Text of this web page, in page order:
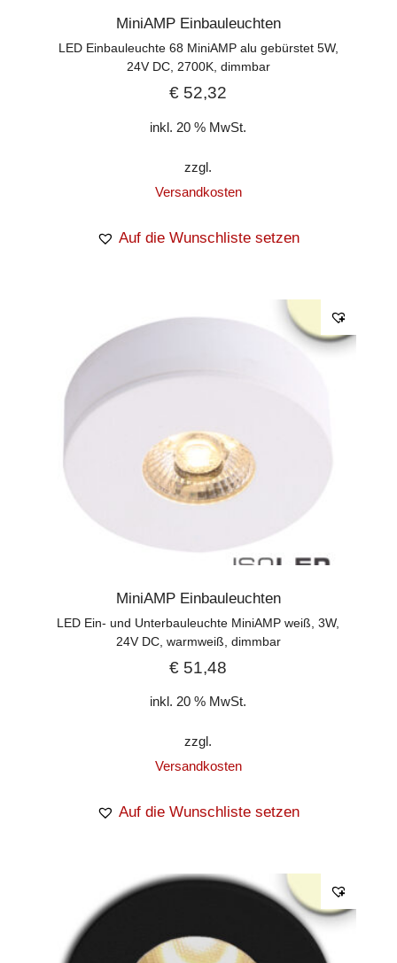
MiniAMP Einbauleuchten
LED Einbauleuchte 68 MiniAMP alu gebürstet 5W,
24V DC, 2700K, dimmbar
€ 52,32
inkl. 20 % MwSt.
zzgl.
Versandkosten
Auf die Wunschliste setzen
MiniAMP Einbauleuchten
LED Ein- und Unterbauleuchte MiniAMP weiß, 3W,
24V DC, warmweiß, dimmbar
€ 51,48
inkl. 20 % MwSt.
zzgl.
Versandkosten
Auf die Wunschliste setzen